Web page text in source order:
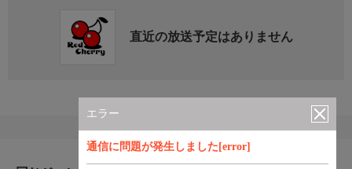
エラー
通信に問題が発生しました[error]
直近の放送予定はありません